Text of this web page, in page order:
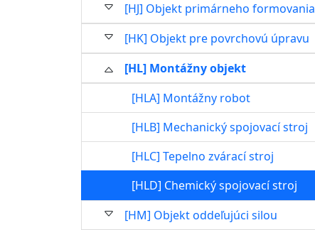
[HJ] Objekt primárneho formovania
[HK] Objekt pre povrchovú úpravu
[HL] Montážny objekt
[HLA] Montážny robot
[HLB] Mechanický spojovací stroj
[HLC] Tepelno zvárací stroj
[HLD] Chemický spojovací stroj
[HM] Objekt oddeľujúci silou